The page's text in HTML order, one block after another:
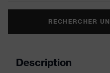
RECHERCHER
Description